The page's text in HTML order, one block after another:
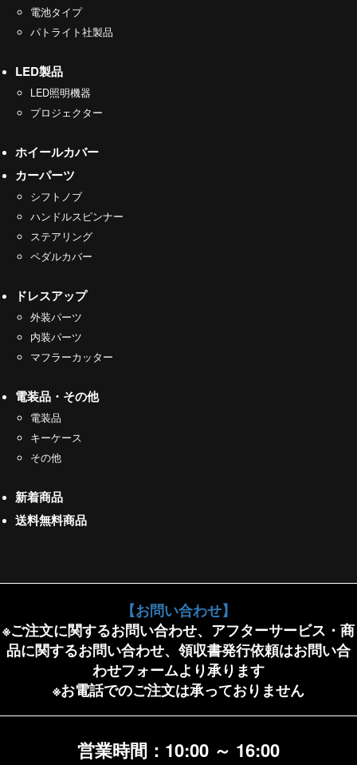
電池タイプ
パトライト社製品
LED製品
LED照明機器
プロジェクター
ホイールカバー
カーパーツ
シフトノブ
ハンドルスピンナー
ステアリング
ペダルカバー
ドレスアップ
外装パーツ
内装パーツ
マフラーカッター
電装品・その他
電装品
キーケース
その他
新着商品
送料無料商品
【お問い合わせ】
※ご注文に関するお問い合わせ、アフターサービス・商
品に関するお問い合わせ、領収書発行依頼はお問い合
わせフォームより承ります
※お電話でのご注文は承っておりません
営業時間：10:00 ～ 16:00